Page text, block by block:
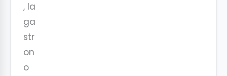
, la
ga
str
on
o